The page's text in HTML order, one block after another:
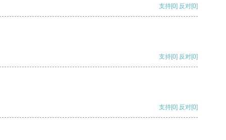
支持[0] 反对[0]
支持[0] 反对[0]
支持[0] 反对[0]